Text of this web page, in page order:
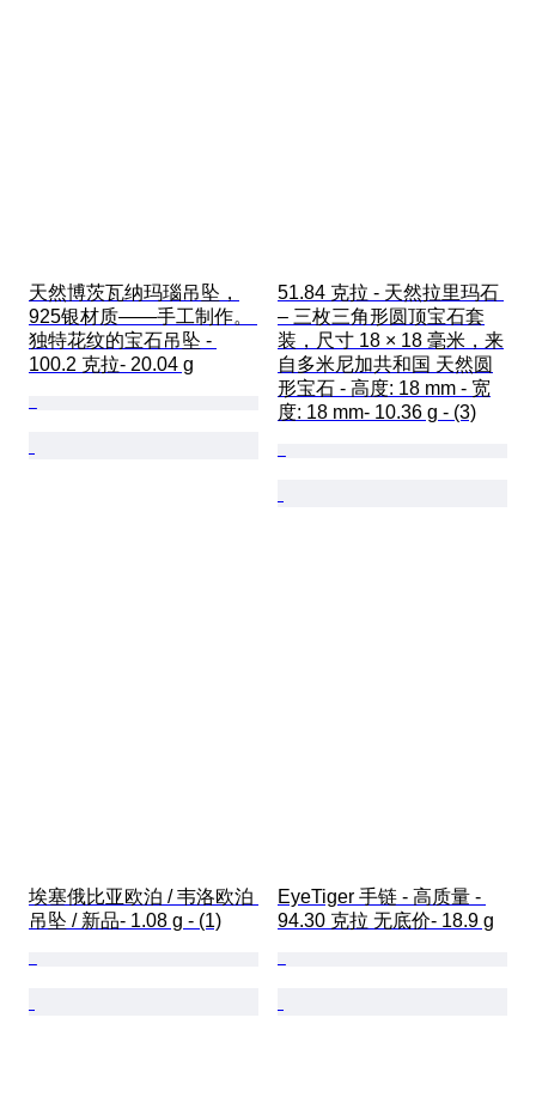
天然博茨瓦纳玛瑙吊坠，
925银材质——手工制作。
独特花纹的宝石吊坠 -
100.2 克拉- 20.04 g
51.84 克拉 - 天然拉里玛石
– 三枚三角形圆顶宝石套
装，尺寸 18 × 18 毫米，来
自多米尼加共和国 天然圆
形宝石 - 高度: 18 mm - 宽
度: 18 mm- 10.36 g - (3)
埃塞俄比亚欧泊 / 韦洛欧泊
吊坠 / 新品- 1.08 g - (1)
EyeTiger 手链 - 高质量 -
94.30 克拉 无底价- 18.9 g